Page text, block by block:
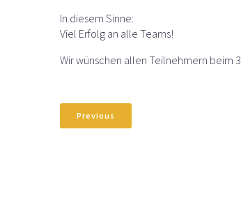
In diesem Sinne:
Viel Erfolg an alle Teams!
Wir wünschen allen Teilnehmern beim
Previous